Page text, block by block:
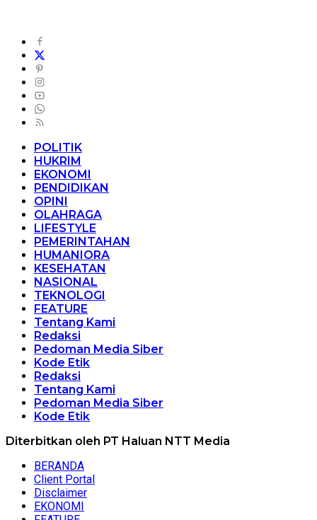
POLITIK
HUKRIM
EKONOMI
PENDIDIKAN
OPINI
OLAHRAGA
LIFESTYLE
PEMERINTAHAN
HUMANIORA
KESEHATAN
NASIONAL
TEKNOLOGI
FEATURE
Tentang Kami
Redaksi
Pedoman Media Siber
Kode Etik
Redaksi
Tentang Kami
Pedoman Media Siber
Kode Etik
Diterbitkan oleh PT Haluan NTT Media
BERANDA
Client Portal
Disclaimer
EKONOMI